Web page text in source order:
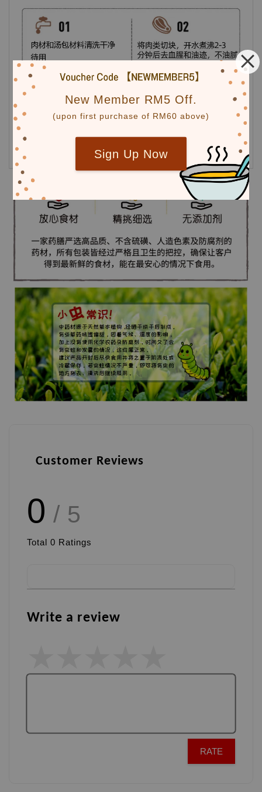
New Member RM5 Off.
(upon first purchase of RM60 above)
Sign Up Now
Customer Reviews
0 / 5
Total 0 Ratings
Write a review
RATE